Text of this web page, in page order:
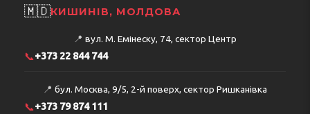
🇲🇩КИШИНІВ, МОЛДОВА
📍 вул. М. Емінеску, 74, сектор Центр
📞+373 22 844 744
📍 бул. Москва, 9/5, 2-й поверх, сектор Ришканівка
📞+373 79 874 111